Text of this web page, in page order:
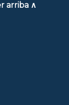
arriba ∧